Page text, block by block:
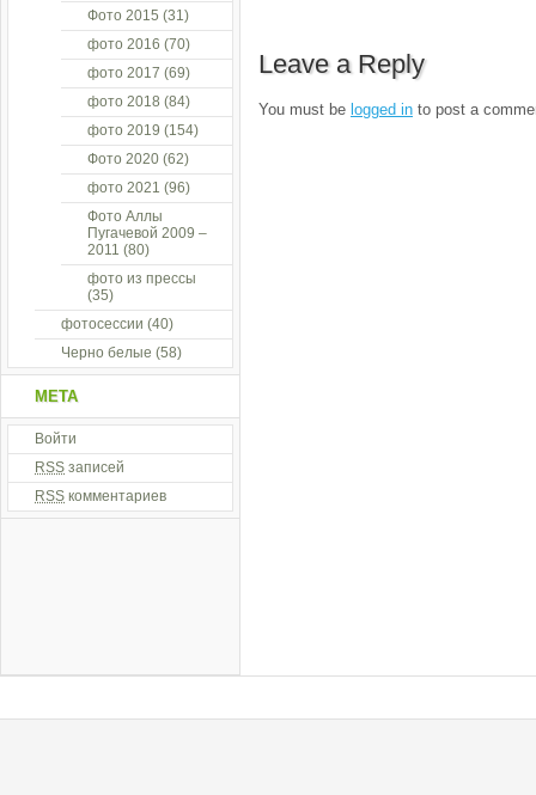
Leave a Reply
You must be logged in to post a
Фото 2015 (31)
фото 2016 (70)
фото 2017 (69)
фото 2018 (84)
фото 2019 (154)
Фото 2020 (62)
фото 2021 (96)
Фото Аллы
Пугачевой 2009 –
2011 (80)
фото из прессы
(35)
фотосессии (40)
Черно белые (58)
МЕТА
Войти
RSS записей
RSS комментариев